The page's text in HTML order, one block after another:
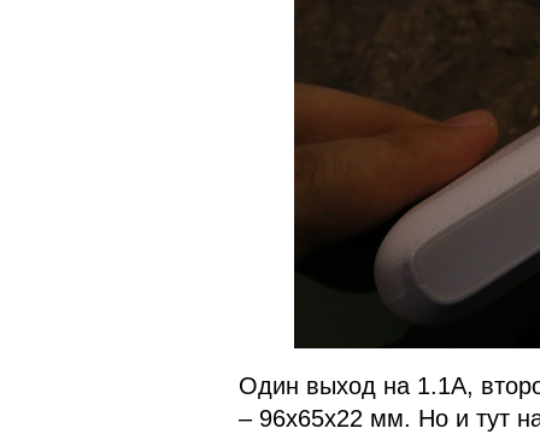
Один выход на 1.1А,
– 96х65х22 мм. Но и тут